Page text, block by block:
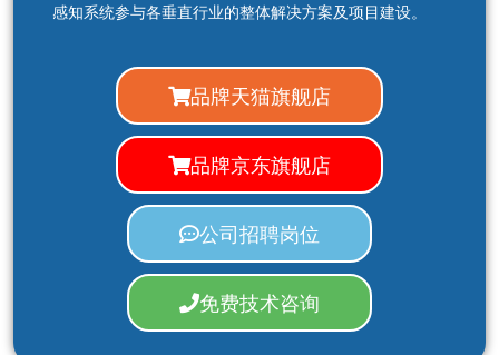
感知系统参与各垂直行业的整体解决方案及项目建设。
品牌天猫旗舰店
品牌京东旗舰店
公司招聘岗位
免费技术咨询